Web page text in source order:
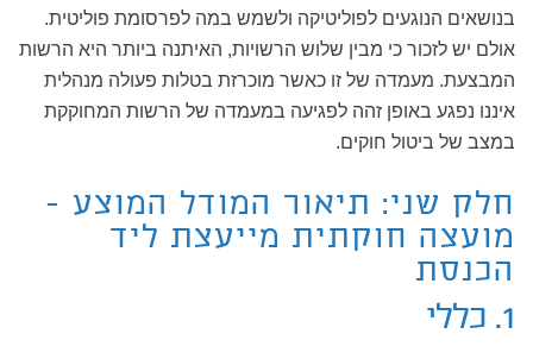
בנושאים הנוגעים לפוליטיקה ולשמש במה לפרסומת פוליטית.
אולם יש לזכור כי מבין שלוש הרשויות, האיתנה ביותר היא הרשות
המבצעת. מעמדה של זו כאשר מוכרזת בטלות פעולה מנהלית
איננו נפגע באופן זהה לפגיעה במעמדה של הרשות המחוקקת
במצב של ביטול חוקים.
חלק שני: תיאור המודל המוצע -
מועצה חוקתית מייעצת ליד
הכנסת
1. כללי